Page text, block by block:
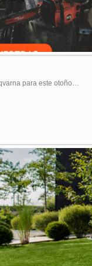
para este otoño…